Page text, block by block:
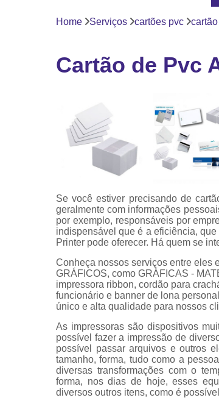
Home Serviços cartões pvc
Cartão de Pvc
Se você estiver precisando de
geralmente com informações
por exemplo, responsáveis por
indispensável que é a eficiência,
Printer pode oferecer. Há quem se
Conheça nossos serviços entre eles
GRÁFICOS, como GRÁFICAS -
impressora ribbon, cordão para
funcionário e banner de lona
único e alta qualidade para nossos
As impressoras são dispositivos
possível fazer a impressão de
possível passar arquivos e outros
tamanho, forma, tudo como a
diversas transformações com o
forma, nos dias de hoje, esses
diversos outros itens, como é